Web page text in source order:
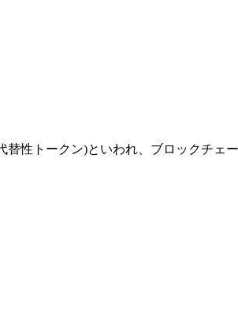
替性トークン)といわれ、ブロックチェ